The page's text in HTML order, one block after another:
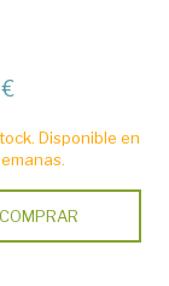
Disponible en
COMPRAR